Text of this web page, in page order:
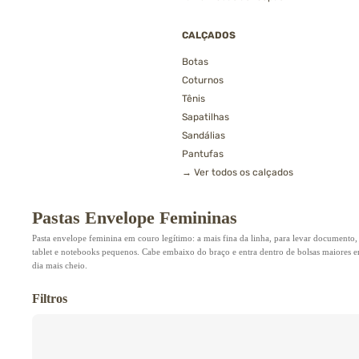
CALÇADOS
Botas
Coturnos
Tênis
Sapatilhas
Sandálias
Pantufas
→ Ver todos os calçados
Pastas Envelope Femininas
Pasta envelope feminina em couro legítimo: a mais fina da linha, para levar documento,
tablet e notebooks pequenos. Cabe embaixo do braço e entra dentro de bolsas maiores
dia mais cheio.
Filtros